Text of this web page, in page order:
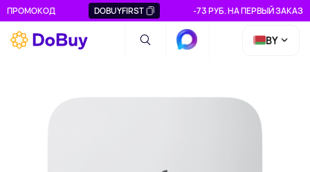
ПРОМОКОД DOBUYFIRST -73 РУБ. НА ПЕРВЫЙ ЗАКАЗ
BY